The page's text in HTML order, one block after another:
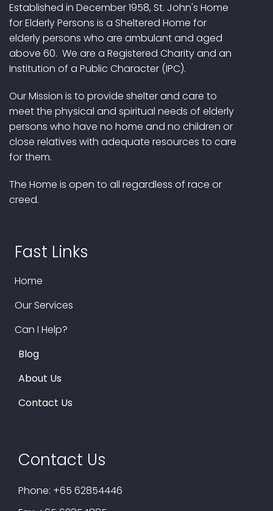
Established in December 1958, St. John's Home
for Elderly Persons is a Sheltered Home for
elderly persons who are ambulant and aged
above 60. We are a Registered Charity and an
Institution of a Public Character (IPC).
Our Mission is to provide shelter and care to
meet the physical and spiritual needs of elderly
persons who have no home and no children or
close relatives with adequate resources to care
for them.
The Home is open to all regardless of race or
creed.
Fast Links
Home
Our Services
Can I Help?
Blog
About Us
Contact Us
Contact Us
Phone: +65 62854446